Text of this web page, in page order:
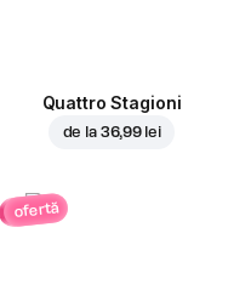
Quattro Stagioni
de la 36,99 lei
ofertă